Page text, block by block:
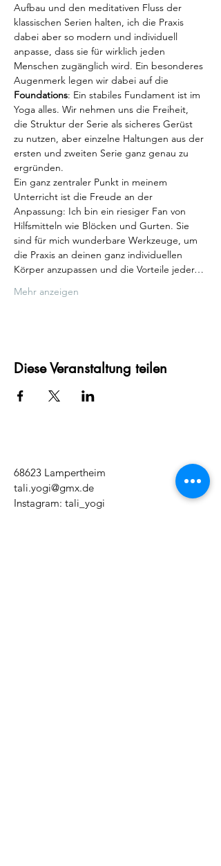
Aufbau und den meditativen Fluss der
klassischen Serien halten, ich die Praxis
dabei aber so modern und individuell
anpasse, dass sie für wirklich jeden
Menschen zugänglich wird. Ein besonderes
Augenmerk legen wir dabei auf die
Foundations: Ein stabiles Fundament ist im
Yoga alles. Wir nehmen uns die Freiheit,
die Struktur der Serie als sicheres Gerüst
zu nutzen, aber einzelne Haltungen aus der
ersten und zweiten Serie ganz genau zu
ergründen.
Ein ganz zentraler Punkt in meinem
Unterricht ist die Freude an der
Anpassung: Ich bin ein riesiger Fan von
Hilfsmitteln wie Blöcken und Gurten. Sie
sind für mich wunderbare Werkzeuge, um
die Praxis an deinen ganz individuellen
Körper anzupassen und die Vorteile jeder…
Mehr anzeigen
Diese Veranstaltung teilen
68623 Lampertheim
tali.yogi@gmx.de
Instagram: tali_yogi